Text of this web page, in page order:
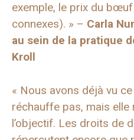
exemple, le prix du
connexes). » – Carla
au sein de la pratique
Kroll
« Nous avons déjà vu
réchauffe pas, mais
l’objectif. Les droits de